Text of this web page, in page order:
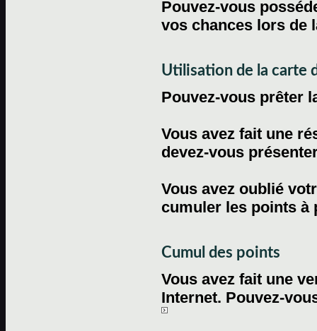
Pouvez-vous
vos chances lors de
Utilisation de la carte
Pouvez-vous prêter
Vous avez fait une
devez-vous
Vous avez oublié
cumuler les points
Cumul des points
Vous avez fait une
Internet. Pouvez-